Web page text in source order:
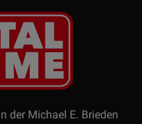
der Michael E. Brieden